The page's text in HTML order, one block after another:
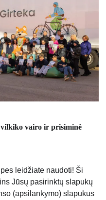
vilkiko vairo ir prisiminė
leidžiate naudoti! Ši
Jūsų pasirinktų slapukų
(apsilankymo) slapukus